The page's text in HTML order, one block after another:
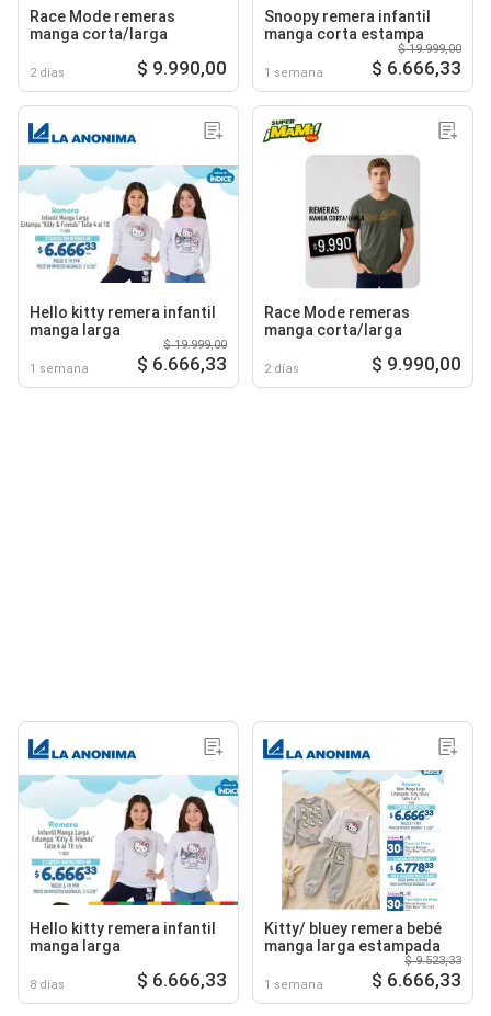
Race Mode remeras
manga corta/larga
2 días $ 9.990,00
Snoopy remera infantil
manga corta estampa
1 semana
$ 19.999,00
$ 6.666,33
Hello kitty remera infantil
manga larga
1 semana
$ 19.999,00
$ 6.666,33
Race Mode remeras
manga corta/larga
2 días $ 9.990,00
Hello kitty remera infantil
manga larga
8 días $ 6.666,33
Kitty/ bluey remera bebé
manga larga estampada
1 semana
$ 9.523,33
$ 6.666,33